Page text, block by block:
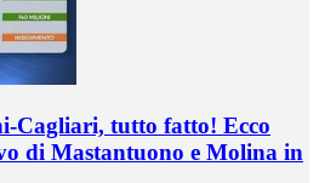
Cagliari, tutto fatto! Ecco
di Mastantuono e Molina in